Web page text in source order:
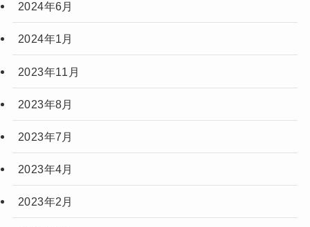
2024年6月
2024年1月
2023年11月
2023年8月
2023年7月
2023年4月
2023年2月